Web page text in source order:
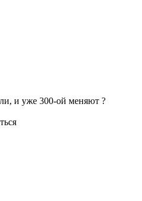
и уже 300-ой меняют ?